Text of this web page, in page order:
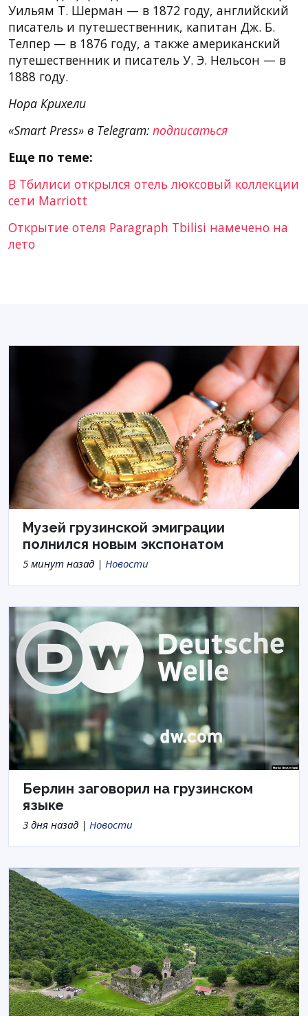
Уильям Т. Шерман — в 1872 году, английский
писатель и путешественник, капитан Дж. Б.
Телпер — в 1876 году, а также американский
путешественник и писатель У. Э. Нельсон — в
1888 году.
Нора Крихели
«Smart Press» в Telegram: подписаться
Еще по теме:
В Тбилиси открылся отель люксовый коллекции
сети Marriott
Открытие отеля Paragraph Tbilisi намечено на
лето
Музей грузинской эмиграции
полнился новым экспонатом
5 минут назад | Новости
Берлин заговорил на грузинском
языке
3 дня назад | Новости